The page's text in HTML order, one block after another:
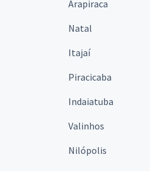
Arapiraca
Natal
Itajaí
Piracicaba
Indaiatuba
Valinhos
Nilópolis